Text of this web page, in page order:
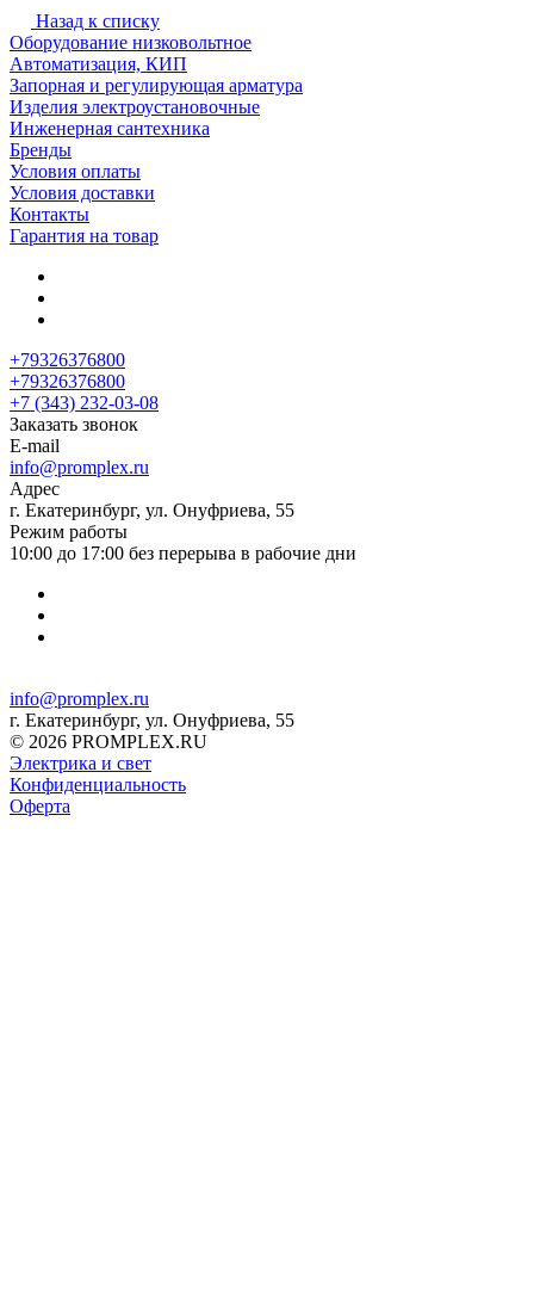
Назад к списку
Оборудование низковольтное
Автоматизация, КИП
Запорная и регулирующая арматура
Изделия электроустановочные
Инженерная сантехника
Бренды
Условия оплаты
Условия доставки
Контакты
Гарантия на товар
+79326376800
+79326376800
+7 (343) 232-03-08
Заказать звонок
E-mail
info@promplex.ru
Адрес
г. Екатеринбург, ул. Онуфриева, 55
Режим работы
10:00 до 17:00 без перерыва в рабочие дни
info@promplex.ru
г. Екатеринбург, ул. Онуфриева, 55
© 2026 PROMPLEX.RU
Электрика и свет
Конфиденциальность
Оферта